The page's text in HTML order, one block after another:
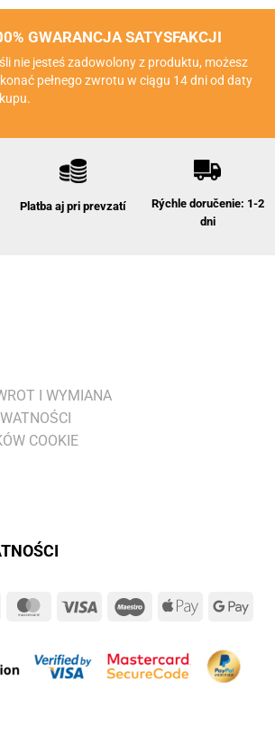
GWARANCJA SATYSFAKCJI
nie jesteś zadowolony z produktu, możesz
pełnego zwrotu w ciągu 14 dni od daty
Platba aj pri prevzatí
Rýchle doručenie: 1-2
dni
I WYMIANA
COOKIE
MasterCard
Visa MaestroApple